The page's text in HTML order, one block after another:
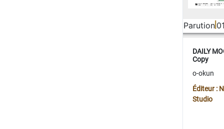
Parution
DAILY
Copy
o-okun
Éditeur :
Studio